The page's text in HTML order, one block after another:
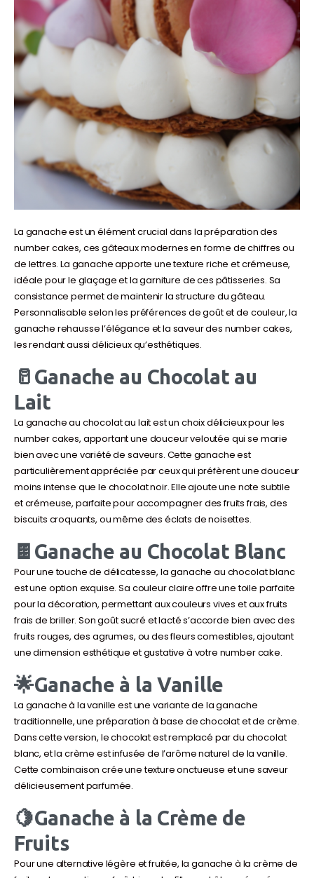
La ganache est un élément crucial dans la préparation des
number cakes, ces gâteaux modernes en forme de chiffres ou
de lettres. La ganache apporte une texture riche et crémeuse,
idéale pour le glaçage et la garniture de ces pâtisseries. Sa
consistance permet de maintenir la structure du gâteau.
Personnalisable selon les préférences de goût et de couleur, la
ganache rehausse l’élégance et la saveur des number cakes,
les rendant aussi délicieux qu’esthétiques.
🥛Ganache au Chocolat au
Lait
La ganache au chocolat au lait est un choix délicieux pour les
number cakes, apportant une douceur veloutée qui se marie
bien avec une variété de saveurs. Cette ganache est
particulièrement appréciée par ceux qui préfèrent une douceur
moins intense que le chocolat noir. Elle ajoute une note subtile
et crémeuse, parfaite pour accompagner des fruits frais, des
biscuits croquants, ou même des éclats de noisettes.
🍫Ganache au Chocolat Blanc
Pour une touche de délicatesse, la ganache au chocolat blanc
est une option exquise. Sa couleur claire offre une toile parfaite
pour la décoration, permettant aux couleurs vives et aux fruits
frais de briller. Son goût sucré et lacté s’accorde bien avec des
fruits rouges, des agrumes, ou des fleurs comestibles, ajoutant
une dimension esthétique et gustative à votre number cake.
🌟Ganache à la Vanille
La ganache à la vanille est une variante de la ganache
traditionnelle, une préparation à base de chocolat et de crème.
Dans cette version, le chocolat est remplacé par du chocolat
blanc, et la crème est infusée de l’arôme naturel de la vanille.
Cette combinaison crée une texture onctueuse et une saveur
délicieusement parfumée.
🍋Ganache à la Crème de
Fruits
Pour une alternative légère et fruitée, la ganache à la crème de